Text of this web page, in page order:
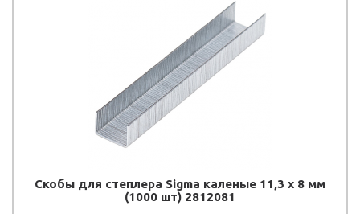
Скобы для степлера Sigma каленые 11,3 х 8 мм
(1000 шт) 2812081